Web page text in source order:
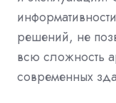
решений, не
всю сложность
современных